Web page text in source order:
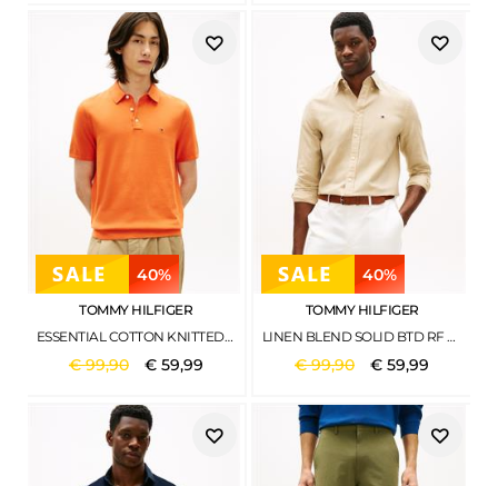
40%
TOMMY HILFIGER
ESSENTIAL COTTON KNITTED POLO BRILLIANT ORANGE
€99,90 € 59,99
40%
TOMMY HILFIGER
LINEN BLEND SOLID BTD RF SHT SANDALWOOD
€99,90 €59,99